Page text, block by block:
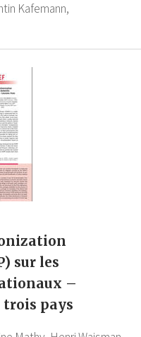
Kafemann,
sur les
–
trois pays